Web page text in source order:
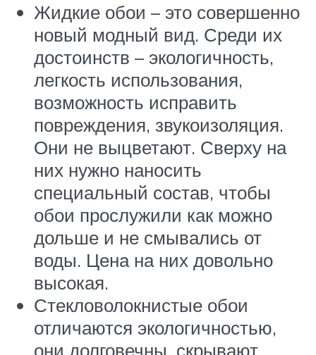
Жидкие обои – это совершенно
новый модный вид. Среди их
достоинств – экологичность,
легкость использования,
возможность исправить
повреждения, звукоизоляция.
Они не выцветают. Сверху на
них нужно наносить
специальный состав, чтобы
обои прослужили как можно
дольше и не смывались от
воды. Цена на них довольно
высокая.
Стекловолокнистые обои
отличаются экологичностью,
они долговечны, скрывают